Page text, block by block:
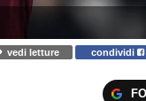
vedi letture condividi